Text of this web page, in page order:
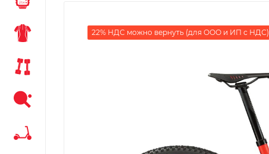
22% НДС можно вернуть (для ООО и ИП с НДС)